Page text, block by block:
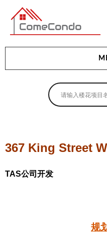
多伦多最新最全的楼
地产
卖房指南
贷款指南
367 King Street
TAS公司开发
规